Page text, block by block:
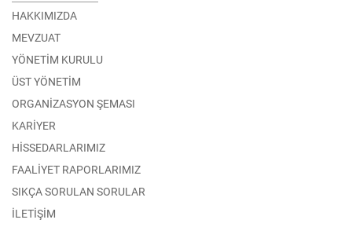
HAKKIMIZDA
MEVZUAT
YÖNETİM KURULU
ÜST YÖNETİM
ORGANİZASYON ŞEMASI
KARİYER
HİSSEDARLARIMIZ
FAALİYET RAPORLARIMIZ
SIKÇA SORULAN SORULAR
İLETİŞİM